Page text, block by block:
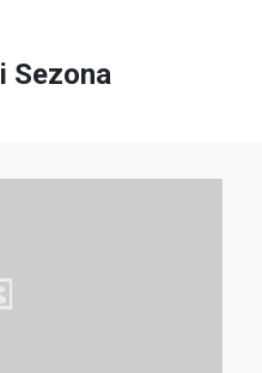
Sezona